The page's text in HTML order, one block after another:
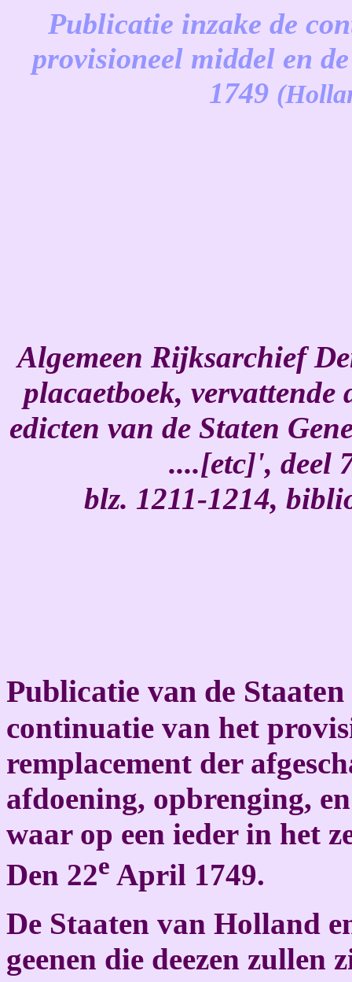
Publicatie inzake de
provisioneel middel en
1749
Algemeen Rijksarchief
placaetboek,
edicten van de Staten
....[etc]', deel
blz. 1211-1214,
Publicatie van de
continuatie van het
remplacement der
afdoening, opbrenging,
waar op een ieder in het
Den 22e April 1749.
De Staaten van Holland
geenen die deezen zullen